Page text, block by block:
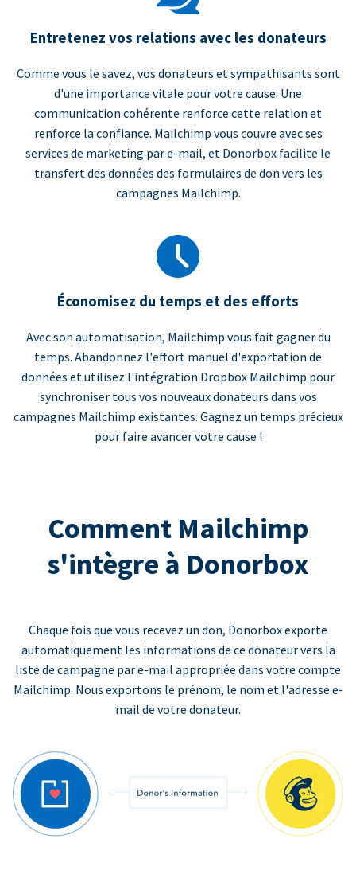
Entretenez vos relations avec les donateurs
Comme vous le savez, vos donateurs et sympathisants sont
d'une importance vitale pour votre cause. Une
communication cohérente renforce cette relation et
renforce la confiance. Mailchimp vous couvre avec ses
services de marketing par e-mail, et Donorbox facilite le
transfert des données des formulaires de don vers les
campagnes Mailchimp.
Économisez du temps et des efforts
Avec son automatisation, Mailchimp vous fait gagner du
temps. Abandonnez l'effort manuel d'exportation de
données et utilisez l'intégration Dropbox Mailchimp pour
synchroniser tous vos nouveaux donateurs dans vos
campagnes Mailchimp existantes. Gagnez un temps précieux
pour faire avancer votre cause !
Comment Mailchimp
s'intègre à Donorbox
Chaque fois que vous recevez un don, Donorbox exporte
automatiquement les informations de ce donateur vers la
liste de campagne par e-mail appropriée dans votre compte
Mailchimp. Nous exportons le prénom, le nom et l'adresse e-
mail de votre donateur.